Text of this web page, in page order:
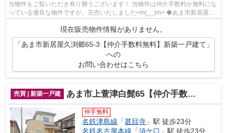
当物件をご覧いただき有り難うございます！ 当物件は仲介手数料が無料にな
っている優良な物件ですが、完売いたしました<m(__)m> ◆あま市新居屋久
現在販売物件情報がありません。
「あま市新居屋久渕郷65-3【仲介手数料無料】新築一戸建て」
への
お問い合わせはこちら
売買 | 新築一戸建 あま市上萱津白髭65【仲介手数料無料】新築一戸て
仲手無料
名鉄津島線 「甚目寺 」駅 徒歩23分
名鉄名古屋本線 「須ケ口 」駅 徒歩23分